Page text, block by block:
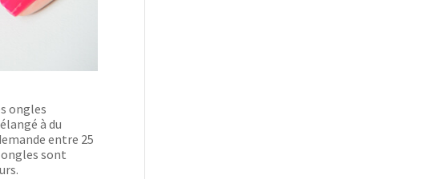
ongles
à du
entre 25
ongles sont